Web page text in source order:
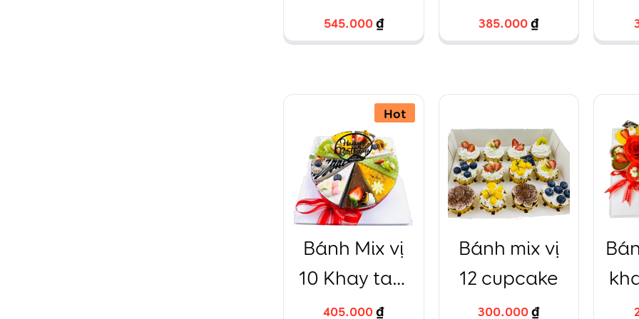
gấu fondant
vàng 2 tầng
18cm+14cm
545.000₫
545.000₫
oto đỏ mô
hình
385.000₫
385.000₫
Hot
Bánh Mix vị
10 Khay tam
giác Trà
405.000₫
405.000₫
Bánh mix vị
12 cupcake
300.000₫
300.000₫